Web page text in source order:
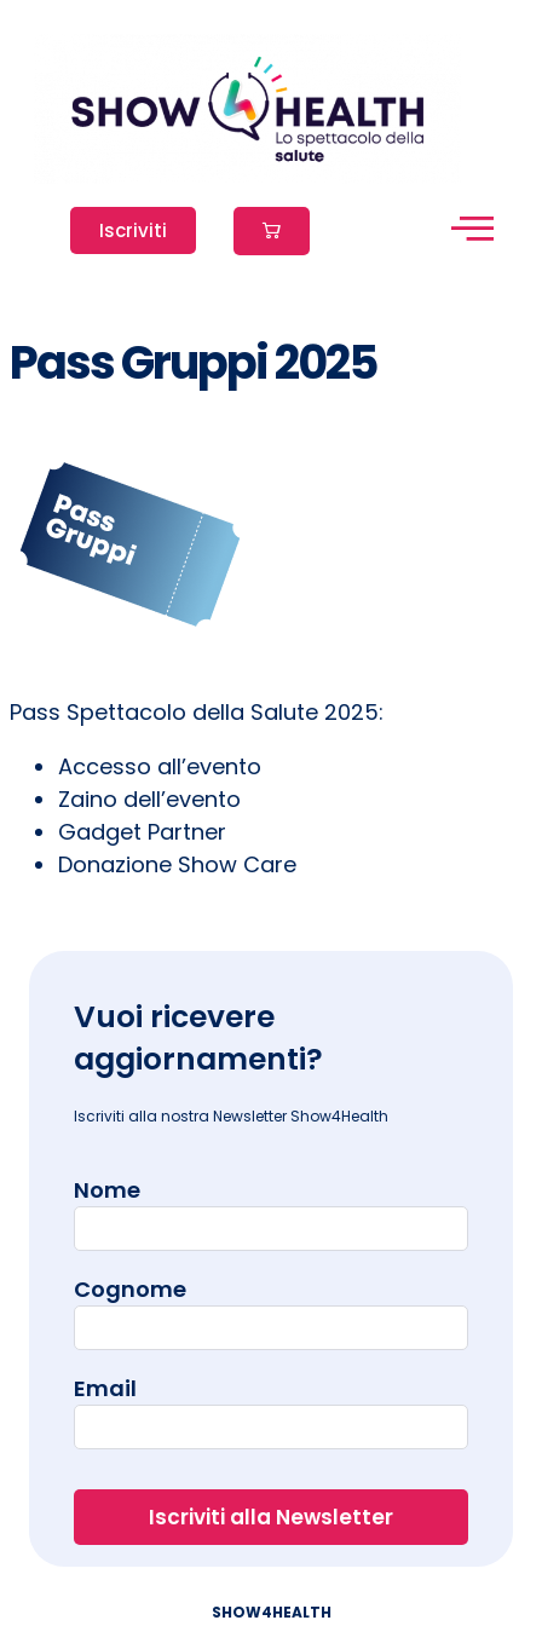
Iscriviti
Pass Gruppi 2025
Pass Spettacolo della Salute 2025:
Accesso all’evento
Zaino dell’evento
Gadget Partner
Donazione Show Care
SHOW4HEALTH
Vuoi ricevere
aggiornamenti?
Iscriviti alla nostra Newsletter Show4Health
Nome
Cognome
Email